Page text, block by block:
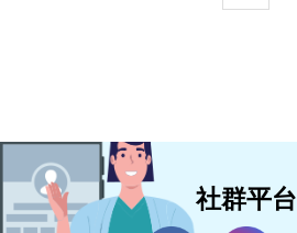
社群平台